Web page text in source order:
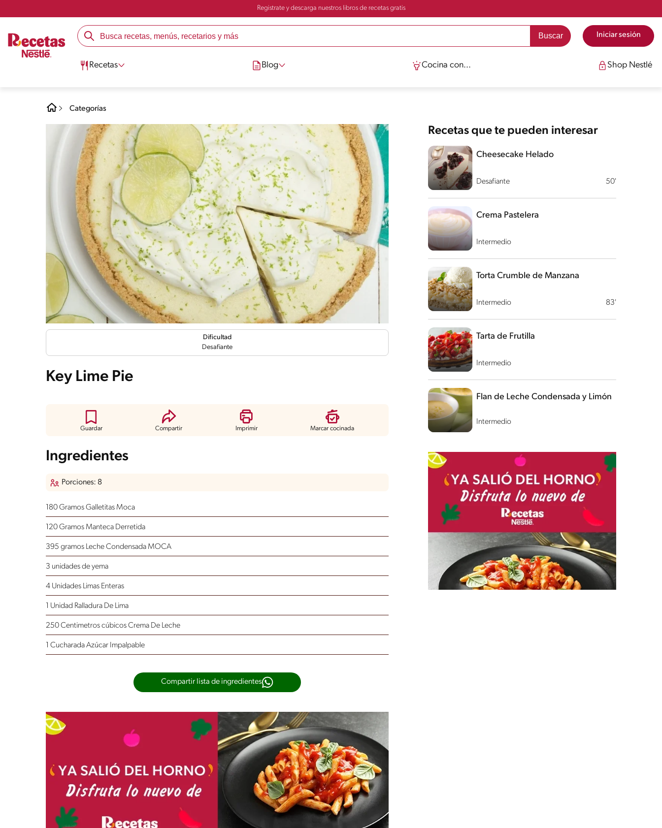
Registrate y descarga nuestros libros de recetas gratis
Iniciar sesión
Recetas Blog Cocina con... Shop Nestlé
Categorías
Dificultad
Desafiante
Key Lime Pie
Guardar Compartir Imprimir Marcar cocinada
Ingredientes
Porciones: 8
180 Gramos Galletitas Moca
120 Gramos Manteca Derretida
395 gramos Leche Condensada MOCA
3 unidades de yema
4 Unidades Limas Enteras
1 Unidad Ralladura De Lima
250 Centimetros cúbicos Crema De Leche
1 Cucharada Azúcar Impalpable
Compartir lista de ingredientes
Recetas que te pueden interesar
Desafiante 50'
Cheesecake Helado
Intermedio
Crema Pastelera
Intermedio 83'
Torta Crumble de Manzana
Intermedio
Tarta de Frutilla
Intermedio
Flan de Leche Condensada y Limón